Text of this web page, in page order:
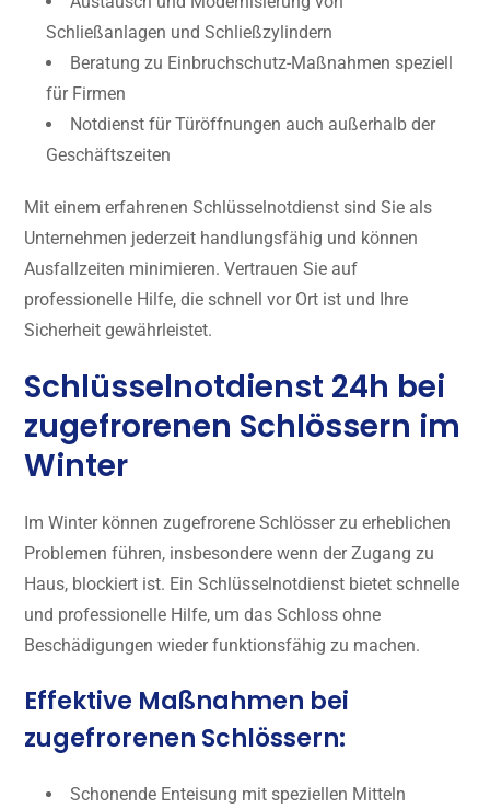
Schließanlagen und Schließzylindern
Beratung zu Einbruchschutz-Maßnahmen speziell
für Firmen
Notdienst für Türöffnungen auch außerhalb der
Geschäftszeiten
Mit einem erfahrenen Schlüsselnotdienst sind Sie als
Unternehmen jederzeit handlungsfähig und können
Ausfallzeiten minimieren. Vertrauen Sie auf
professionelle Hilfe, die schnell vor Ort ist und Ihre
Sicherheit gewährleistet.
Schlüsselnotdienst 24h bei
zugefrorenen Schlössern im
Winter
Im Winter können zugefrorene Schlösser zu erheblichen
Problemen führen, insbesondere wenn der Zugang zu
Haus, blockiert ist. Ein Schlüsselnotdienst bietet schnelle
und professionelle Hilfe, um das Schloss ohne
Beschädigungen wieder funktionsfähig zu machen.
Effektive Maßnahmen bei
zugefrorenen Schlössern:
Schonende Enteisung mit speziellen Mitteln